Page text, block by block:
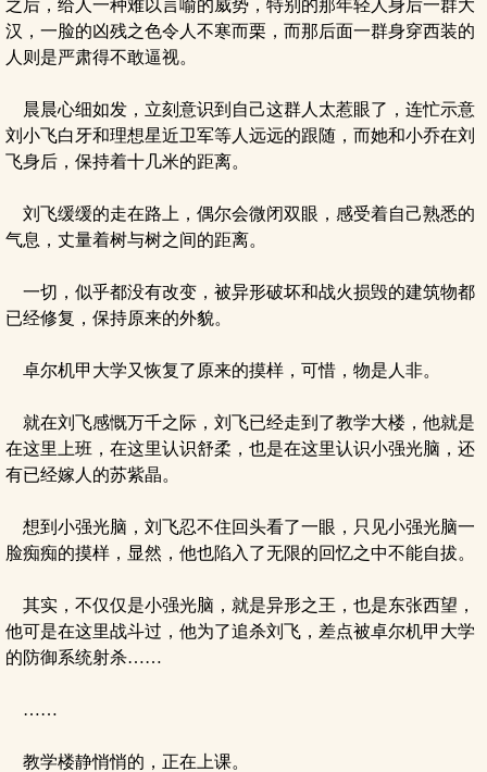
之后，给人一种难以言喻的威势，特别的那年轻人身后一群大
汉，一脸的凶残之色令人不寒而栗，而那后面一群身穿西装的
人则是严肃得不敢逼视。
晨晨心细如发，立刻意识到自己这群人太惹眼了，连忙示意
刘小飞白牙和理想星近卫军等人远远的跟随，而她和小乔在刘
飞身后，保持着十几米的距离。
刘飞缓缓的走在路上，偶尔会微闭双眼，感受着自己熟悉的
气息，丈量着树与树之间的距离。
一切，似乎都没有改变，被异形破坏和战火损毁的建筑物都
已经修复，保持原来的外貌。
卓尔机甲大学又恢复了原来的摸样，可惜，物是人非。
就在刘飞感慨万千之际，刘飞已经走到了教学大楼，他就是
在这里上班，在这里认识舒柔，也是在这里认识小强光脑，还
有已经嫁人的苏紫晶。
想到小强光脑，刘飞忍不住回头看了一眼，只见小强光脑一
脸痴痴的摸样，显然，他也陷入了无限的回忆之中不能自拔。
其实，不仅仅是小强光脑，就是异形之王，也是东张西望，
他可是在这里战斗过，他为了追杀刘飞，差点被卓尔机甲大学
的防御系统射杀……
……
教学楼静悄悄的，正在上课。